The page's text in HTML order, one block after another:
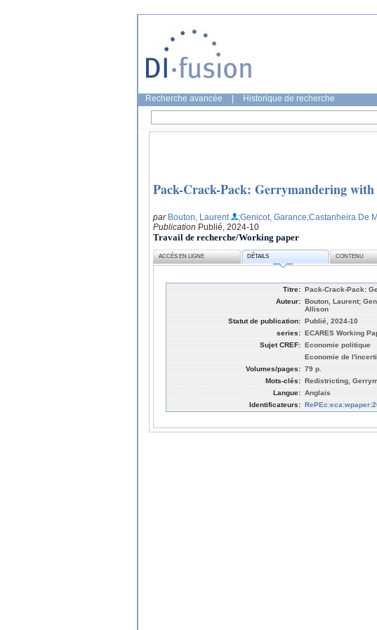
Recherche avancée Historique de recherche
Pack-Crack-Pack: Gerrymandering
par Bouton, Laurent ;Genicot, Garance;Castanheira De
Publication Publié, 2024-10
Travail de recherche/Working paper
ACCÈS EN LIGNE DÉTAILS CONTENU
Titre: Pack-Crack-Pack:
Auteur: Bouton, Laurent;
Allison
Statut de publication: Publié, 2024-10
series: ECARES Working
Sujet CREF: Economie politique
Economie de
Volumes/pages: 79 p.
Mots-clés: Redistricting,
Langue: Anglais
Identificateurs: